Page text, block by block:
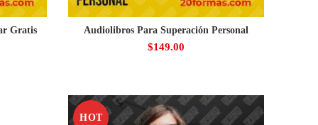
Gratis
Audiolibros Para Superación Personal
$149.00
HOT